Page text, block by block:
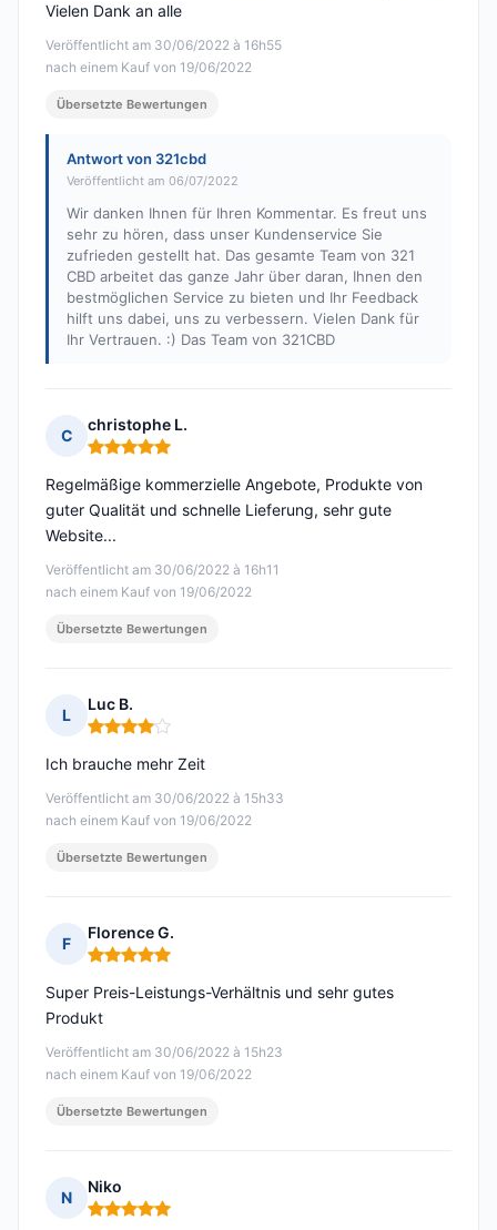
Veröffentlicht am 30/06/2022 à 16h55
nach einem Kauf von 19/06/2022
Vielen Dank an alle
Übersetzte Bewertungen
Antwort von 321cbd
Veröffentlicht am 06/07/2022
Wir danken Ihnen für Ihren Kommentar. Es freut uns
sehr zu hören, dass unser Kundenservice Sie
zufrieden gestellt hat. Das gesamte Team von 321
CBD arbeitet das ganze Jahr über daran, Ihnen den
bestmöglichen Service zu bieten und Ihr Feedback
hilft uns dabei, uns zu verbessern. Vielen Dank für
Ihr Vertrauen. :) Das Team von 321CBD
C
christophe L.
Hinweis: 5 von 5
Veröffentlicht am 30/06/2022 à 16h11
nach einem Kauf von 19/06/2022
Regelmäßige kommerzielle Angebote, Produkte von
guter Qualität und schnelle Lieferung, sehr gute
Website...
Übersetzte Bewertungen
L
Luc B.
Hinweis: 4 von 5
Veröffentlicht am 30/06/2022 à 15h33
nach einem Kauf von 19/06/2022
Ich brauche mehr Zeit
Übersetzte Bewertungen
F
Florence G.
Hinweis: 5 von 5
Veröffentlicht am 30/06/2022 à 15h23
nach einem Kauf von 19/06/2022
Super Preis-Leistungs-Verhältnis und sehr gutes
Produkt
Übersetzte Bewertungen
N
Niko
Hinweis: 5 von 5